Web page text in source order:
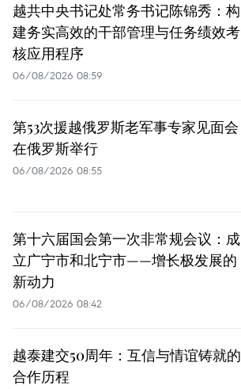
越共中央书记处常务书记陈锦秀：构
建务实高效的干部管理与任务绩效考
核应用程序
06/08/2026 08:59
第53次援越俄罗斯老军事专家见面会
在俄罗斯举行
06/08/2026 08:55
第十六届国会第一次非常规会议：成
立广宁市和北宁市——增长极发展的
新动力
06/08/2026 08:42
越泰建交50周年：互信与情谊铸就的
合作历程